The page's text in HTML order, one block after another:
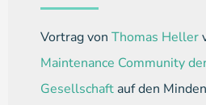
Vortrag von Thomas Heller
Maintenance Community
Gesellschaft auf den